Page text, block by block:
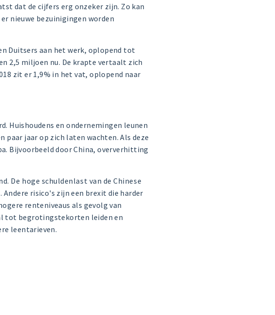
dat de cijfers erg onzeker zijn. Zo kan
nieuwe bezuinigingen worden
Duitsers aan het werk, oplopend tot
2,5 miljoen nu. De krapte vertaalt zich
zit er 1,9% in het vat, oplopend naar
Huishoudens en ondernemingen leunen
paar jaar op zich laten wachten.Als deze
Bijvoorbeeld door China, oververhitting
De hoge schuldenlast van de Chinese
Andere risico's zijn een brexit die harder
renteniveaus als gevolg van
tot begrotingstekorten leiden en
leentarieven.